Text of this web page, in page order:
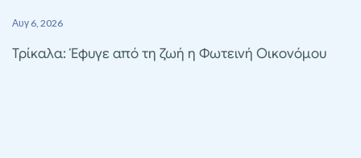
Αυγ 6, 2026
Τρίκαλα: Έφυγε από τη ζωή η Φωτεινή Οικονόμου